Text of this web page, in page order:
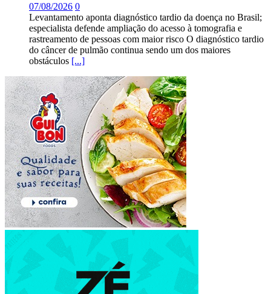
07/08/2026 0
Levantamento aponta diagnóstico tardio da doença no Brasil;
especialista defende ampliação do acesso à tomografia e
rastreamento de pessoas com maior risco O diagnóstico tardio
do câncer de pulmão continua sendo um dos maiores
obstáculos [...]